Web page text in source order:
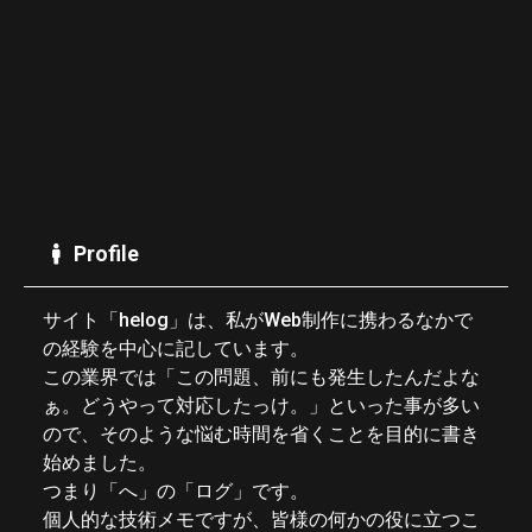
Profile
サイト「helog」は、私がWeb制作に携わるなかで
の経験を中心に記しています。
この業界では「この問題、前にも発生したんだよな
ぁ。どうやって対応したっけ。」といった事が多い
ので、そのような悩む時間を省くことを目的に書き
始めました。
つまり「へ」の「ログ」です。
個人的な技術メモですが、皆様の何かの役に立つこ